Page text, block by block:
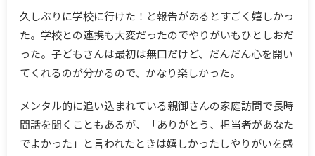
久しぶりに学校に行けた！と報告があるとすごく嬉しかっ
た。学校との連携も大変だったのでやりがいもひとしおだ
った。子どもさんは最初は無口だけど、だんだん心を開い
てくれるのが分かるので、かなり楽しかった。
メンタル的に追い込まれている親御さんの家庭訪問で長時
間話を聞くこともあるが、「ありがとう、担当者があなた
でよかった」と言われたときは嬉しかったしやりがいを感